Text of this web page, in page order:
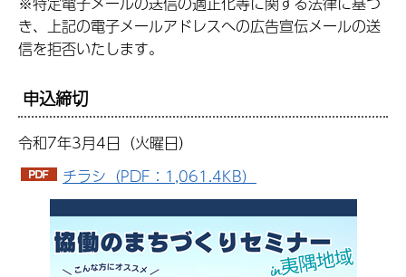
き、上記の電子メールアドレスへの広告宣伝メールの送
信を拒否いたします。
申込締切
令和7年3月4日（火曜日）
チラシ（PDF：1,061.4KB）